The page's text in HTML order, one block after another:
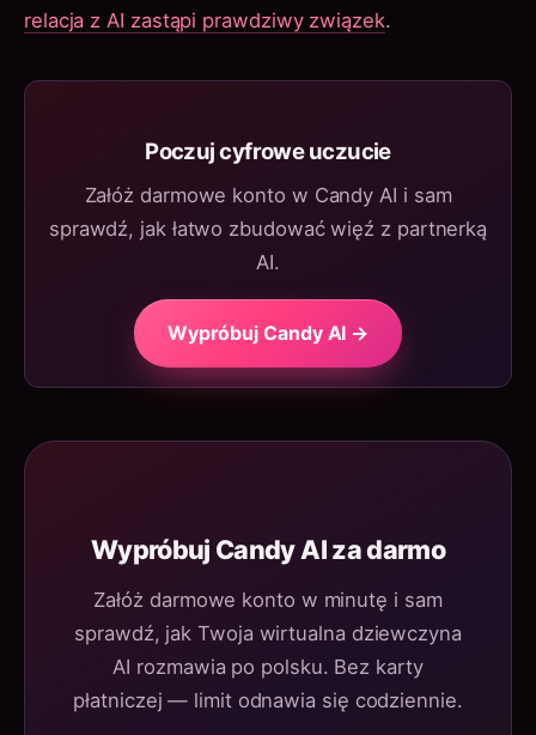
relacja z AI zastąpi prawdziwy związek.
Poczuj cyfrowe uczucie
Załóż darmowe konto w Candy AI i sam
sprawdź, jak łatwo zbudować więź z partnerką
AI.
Wypróbuj Candy AI →
Wypróbuj Candy AI za darmo
Załóż darmowe konto w minutę i sam
sprawdź, jak Twoja wirtualna dziewczyna
AI rozmawia po polsku. Bez karty
płatniczej — limit odnawia się codziennie.